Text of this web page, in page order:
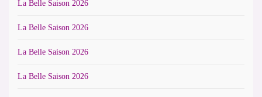
La Belle Saison 2026
La Belle Saison 2026
La Belle Saison 2026
La Belle Saison 2026